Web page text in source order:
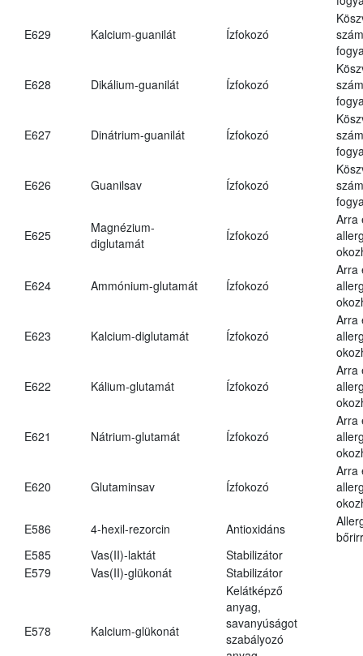
E629 Kalcium-guanilát Ízfokozó
E628 Dikálium-guanilát Ízfokozó
E627 Dinátrium-guanilát Ízfokozó
E626 Guanilsav Ízfokozó
E625
Magnézium-
diglutamát
Ízfokozó
Arra
E624 Ammónium-glutamát Ízfokozó
Arra
E623 Kalcium-diglutamát Ízfokozó
Arra
E622 Kálium-glutamát Ízfokozó
Arra
E621 Nátrium-glutamát Ízfokozó
Arra
E620 Glutaminsav Ízfokozó
Arra
E586
4-hexil-rezorcin Antioxidáns
E585
Vas(II)-laktát
Stabilizátor
E579
Vas(II)-glükonát Stabilizátor
E578 Kalcium-glükonát
Kelátképző
anyag,
savanyúságot
szabályozó